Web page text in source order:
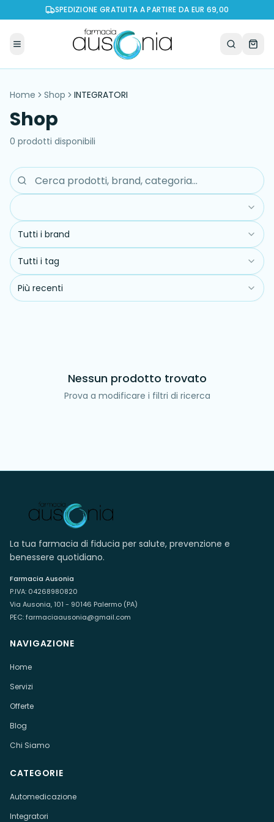
SPEDIZIONE GRATUITA A PARTIRE DA EUR 69,00
Home Shop INTEGRATORI
Shop
0 prodotti disponibili
Tutti i brand
Tutti i tag
Più recenti
Nessun prodotto trovato
Prova a modificare i filtri di ricerca
La tua farmacia di fiducia per salute, prevenzione e
benessere quotidiano.
Farmacia Ausonia
P.IVA: 04268980820
Via Ausonia, 101 - 90146 Palermo (PA)
PEC:farmaciaausonia@gmail.com
NAVIGAZIONE
Home
Servizi
Offerte
Blog
Chi Siamo
CATEGORIE
Automedicazione
Integratori